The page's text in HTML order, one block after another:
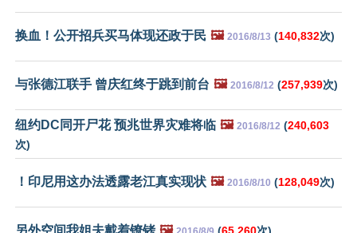
换血！公开招兵买马体现还政于民 🖼️ 2016/8/13 (140,832次)
与张德江联手 曾庆红终于跳到前台 🖼️ 2016/8/12 (257,939次)
纽约DC同开尸花 预兆世界灾难将临 🖼️ 2016/8/12 (240,603
次)
！印尼用这办法透露老江真实现状 🖼️ 2016/8/10 (128,049次)
另外空间我姐夫戴着镣铐 🖼️ (65,260次)